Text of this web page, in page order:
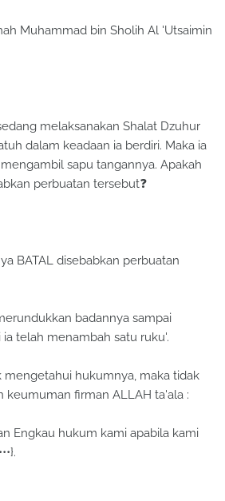
Muhammad bin Sholih Al 'Utsaimin
melaksanakan Shalat Dzuhur
dalam keadaan ia berdiri. Maka ia
sapu tangannya. Apakah
perbuatan tersebut❓
BATAL disebabkan perbuatan
badannya sampai
ia telah menambah satu ruku'.
mengetahui hukumnya, maka tidak
keumuman firman ALLAH ta'ala :
Engkau hukum kami apabila kami